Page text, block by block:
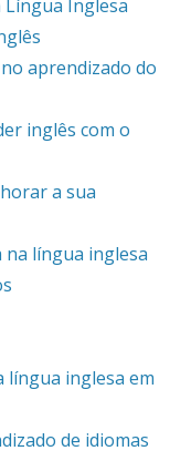
Língua Inglesa
aprendizado do
inglês com o
a sua
na língua inglesa
língua inglesa em
de idiomas